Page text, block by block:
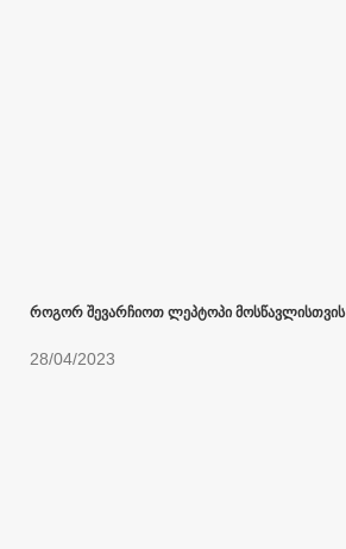
როგორ შევარჩიოთ ლეპტოპი მოსწავლისთვის
28/04/2023